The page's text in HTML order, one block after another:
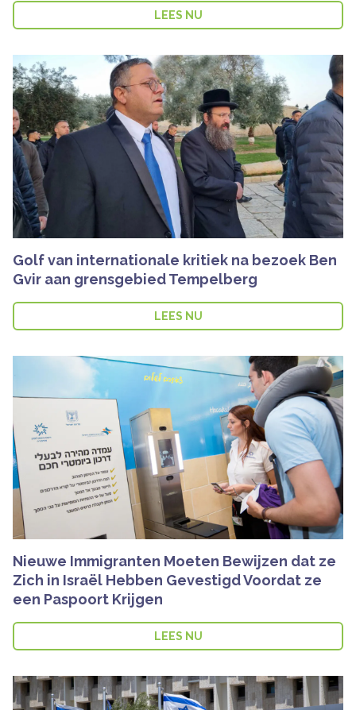
LEES NU
Golf van internationale kritiek na bezoek Ben
Gvir aan grensgebied Tempelberg
LEES NU
Nieuwe Immigranten Moeten Bewijzen dat ze
Zich in Israël Hebben Gevestigd Voordat ze
een Paspoort Krijgen
LEES NU